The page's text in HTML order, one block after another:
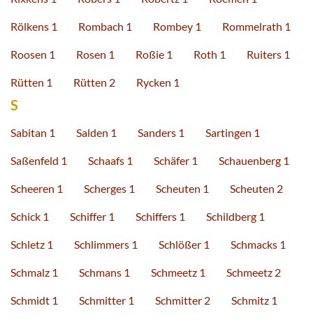
Rölkens 1 Rombach 1 Rombey 1 Rommelrath 1
Roosen 1 Rosen 1 Roßie 1 Roth 1 Ruiters 1
Rütten 1 Rütten 2 Rycken 1
S
Sabitan 1 Salden 1 Sanders 1 Sartingen 1
Saßenfeld 1 Schaafs 1 Schäfer 1 Schauenberg 1
Scheeren 1 Scherges 1 Scheuten 1 Scheuten 2
Schick 1 Schiffer 1 Schiffers 1 Schildberg 1
Schletz 1 Schlimmers 1 Schlößer 1 Schmacks 1
Schmalz 1 Schmans 1 Schmeetz 1 Schmeetz 2
Schmidt 1 Schmitter 1 Schmitter 2 Schmitz 1